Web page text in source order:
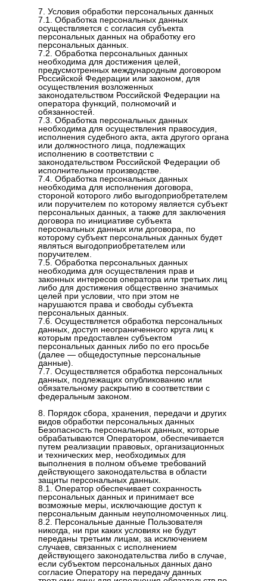
7. Условия обработки персональных данных
7.1. Обработка персональных данных
осуществляется с согласия субъекта
персональных данных на обработку его
персональных данных.
7.2. Обработка персональных данных
необходима для достижения целей,
предусмотренных международным договором
Российской Федерации или законом, для
осуществления возложенных
законодательством Российской Федерации на
оператора функций, полномочий и
обязанностей.
7.3. Обработка персональных данных
необходима для осуществления правосудия,
исполнения судебного акта, акта другого органа
или должностного лица, подлежащих
исполнению в соответствии с
законодательством Российской Федерации об
исполнительном производстве.
7.4. Обработка персональных данных
необходима для исполнения договора,
стороной которого либо выгодоприобретателем
или поручителем по которому является субъект
персональных данных, а также для заключения
договора по инициативе субъекта
персональных данных или договора, по
которому субъект персональных данных будет
являться выгодоприобретателем или
поручителем.
7.5. Обработка персональных данных
необходима для осуществления прав и
законных интересов оператора или третьих лиц
либо для достижения общественно значимых
целей при условии, что при этом не
нарушаются права и свободы субъекта
персональных данных.
7.6. Осуществляется обработка персональных
данных, доступ неограниченного круга лиц к
которым предоставлен субъектом
персональных данных либо по его просьбе
(далее — общедоступные персональные
данные).
7.7. Осуществляется обработка персональных
данных, подлежащих опубликованию или
обязательному раскрытию в соответствии с
федеральным законом.
8. Порядок сбора, хранения, передачи и других
видов обработки персональных данных
Безопасность персональных данных, которые
обрабатываются Оператором, обеспечивается
путем реализации правовых, организационных
и технических мер, необходимых для
выполнения в полном объеме требований
действующего законодательства в области
защиты персональных данных.
8.1. Оператор обеспечивает сохранность
персональных данных и принимает все
возможные меры, исключающие доступ к
персональным данным неуполномоченных лиц.
8.2. Персональные данные Пользователя
никогда, ни при каких условиях не будут
переданы третьим лицам, за исключением
случаев, связанных с исполнением
действующего законодательства либо в случае,
если субъектом персональных данных дано
согласие Оператору на передачу данных